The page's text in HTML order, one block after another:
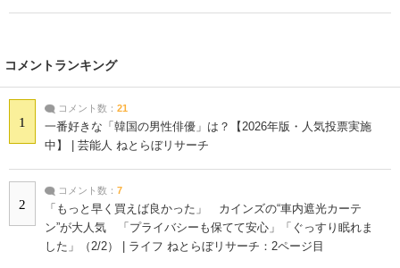
コメントランキング
1
コメント数： 21
一番好きな「韓国の男性俳優」は？【2026年版・人気投票実施
中】 | 芸能人 ねとらぼリサーチ
2
コメント数： 7
「もっと早く買えば良かった」 カインズの“車内遮光カーテ
ン”が大人気 「プライバシーも保てて安心」「ぐっすり眠れま
した」（2/2） | ライフ ねとらぼリサーチ：2ページ目